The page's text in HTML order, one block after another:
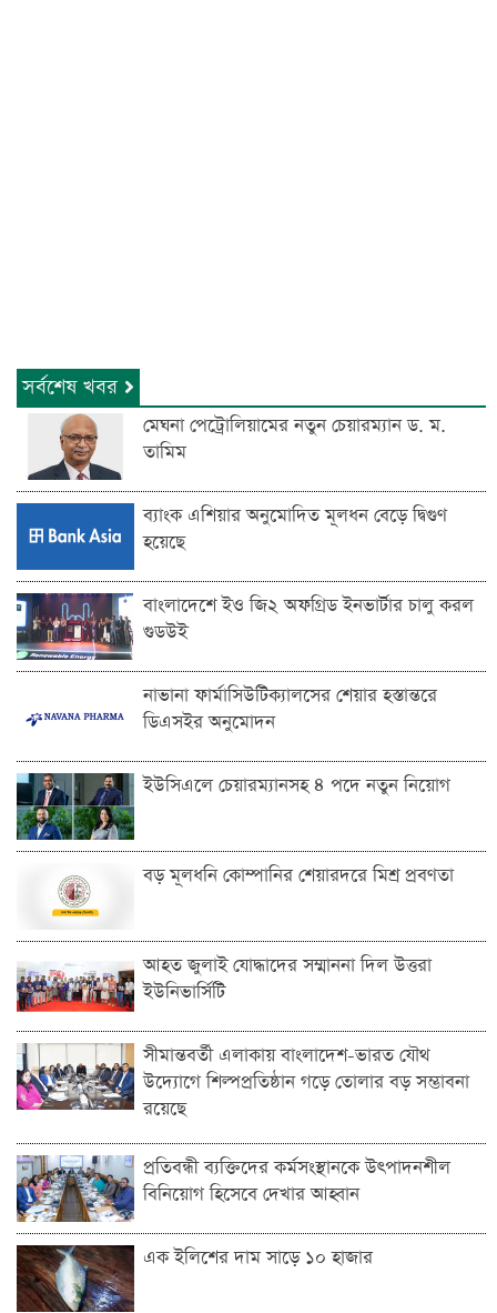
সর্বশেষ খবর
মেঘনা পেট্রোলিয়ামের নতুন চেয়ারম্যান ড. ম.
তামিম
ব্যাংক এশিয়ার অনুমোদিত মূলধন বেড়ে দ্বিগুণ
হয়েছে
বাংলাদেশে ইও জি২ অফগ্রিড ইনভার্টার চালু করল
গুডউই
নাভানা ফার্মাসিউটিক্যালসের শেয়ার হস্তান্তরে
ডিএসইর অনুমোদন
ইউসিএলে চেয়ারম্যানসহ ৪ পদে নতুন নিয়োগ
বড় মূলধনি কোম্পানির শেয়ারদরে মিশ্র প্রবণতা
আহত জুলাই যোদ্ধাদের সম্মাননা দিল উত্তরা
ইউনিভার্সিটি
সীমান্তবর্তী এলাকায় বাংলাদেশ-ভারত যৌথ
উদ্যোগে শিল্পপ্রতিষ্ঠান গড়ে তোলার বড় সম্ভাবনা
রয়েছে
প্রতিবন্ধী ব্যক্তিদের কর্মসংস্থানকে উৎপাদনশীল
বিনিয়োগ হিসেবে দেখার আহ্বান
এক ইলিশের দাম সাড়ে ১০ হাজার